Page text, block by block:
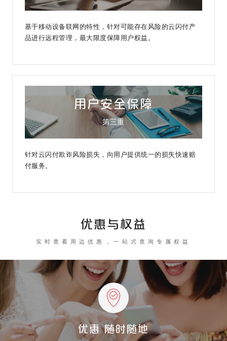
基于移动设备联网的特性，针对可能存在风险的云闪付产
品进行远程管理，最大限度保障用户权益。
用户安全保障
第三重
针对云闪付欺诈风险损失，向用户提供统一的损失快速赔
付服务。
优惠与权益
实时查看周边优惠，一站式查询专属权益
优惠 随时随地